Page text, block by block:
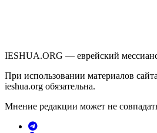
IESHUA.ORG — еврейский
При использовании материалов
ieshua.org обязательна.
Мнение редакции может не